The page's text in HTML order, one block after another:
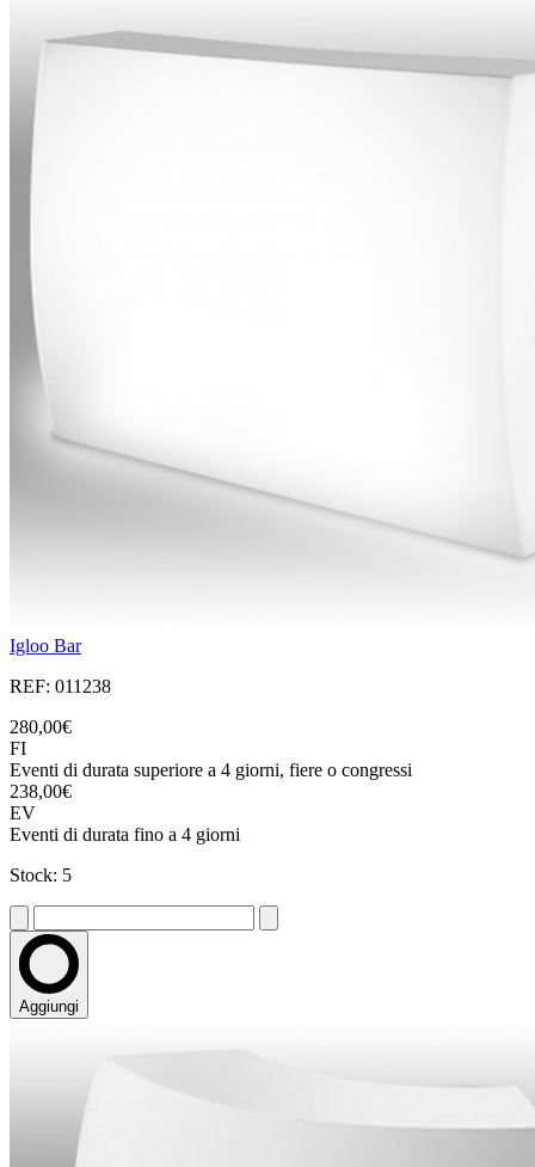
Igloo Bar
REF: 011238
280,00€
FI
Eventi di durata superiore a 4 giorni, fiere o congressi
238,00€
EV
Eventi di durata fino a 4 giorni
Stock: 5
Aggiungi